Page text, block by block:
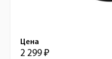
Цена
2 299 ₽